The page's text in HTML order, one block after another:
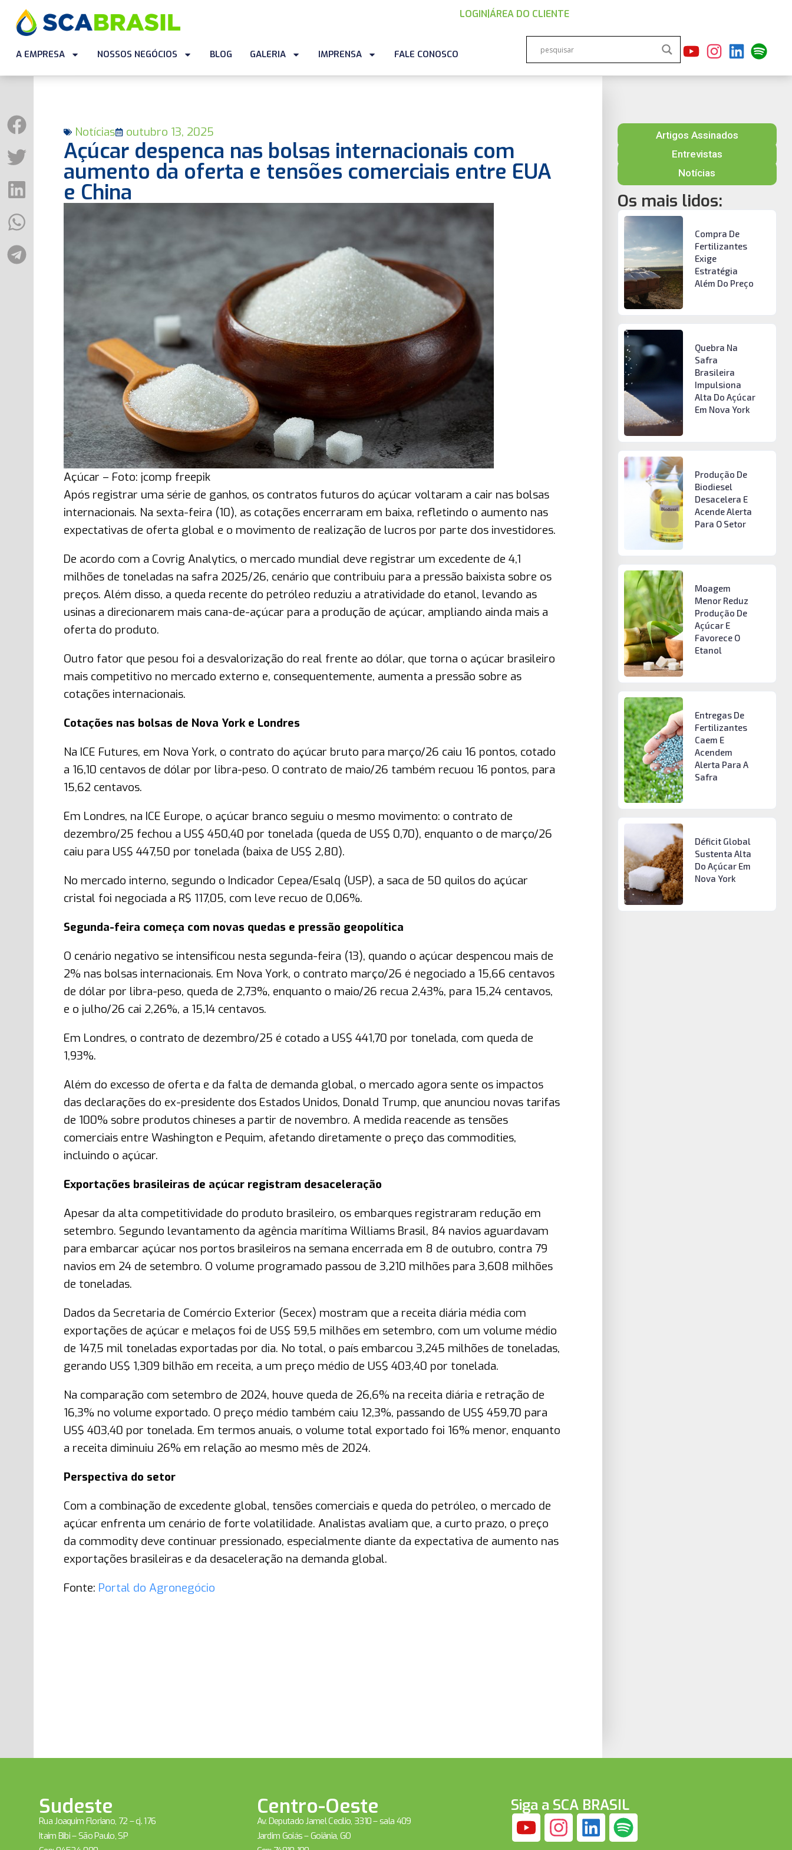
LOGIN |ÁREA DO CLIENTE
A EMPRESA NOSSOS NEGÓCIOS BLOG GALERIA IMPRENSA FALE CONOSCO
Notícias outubro 13, 2025
Açúcar despenca nas bolsas internacionais com
aumento da oferta e tensões comerciais entre EUA
e China
Açúcar – Foto: jcomp freepik
Após registrar uma série de ganhos, os contratos futuros do açúcar voltaram a cair nas bolsas
internacionais. Na sexta-feira (10), as cotações encerraram em baixa, refletindo o aumento nas
expectativas de oferta global e o movimento de realização de lucros por parte dos investidores.
De acordo com a Covrig Analytics, o mercado mundial deve registrar um excedente de 4,1
milhões de toneladas na safra 2025/26, cenário que contribuiu para a pressão baixista sobre os
preços. Além disso, a queda recente do petróleo reduziu a atratividade do etanol, levando as
usinas a direcionarem mais cana-de-açúcar para a produção de açúcar, ampliando ainda mais a
oferta do produto.
Outro fator que pesou foi a desvalorização do real frente ao dólar, que torna o açúcar brasileiro
mais competitivo no mercado externo e, consequentemente, aumenta a pressão sobre as
cotações internacionais.
Cotações nas bolsas de Nova York e Londres
Na ICE Futures, em Nova York, o contrato do açúcar bruto para março/26 caiu 16 pontos, cotado
a 16,10 centavos de dólar por libra-peso. O contrato de maio/26 também recuou 16 pontos, para
15,62 centavos.
Em Londres, na ICE Europe, o açúcar branco seguiu o mesmo movimento: o contrato de
dezembro/25 fechou a US$ 450,40 por tonelada (queda de US$ 0,70), enquanto o de março/26
caiu para US$ 447,50 por tonelada (baixa de US$ 2,80).
No mercado interno, segundo o Indicador Cepea/Esalq (USP), a saca de 50 quilos do açúcar
cristal foi negociada a R$ 117,05, com leve recuo de 0,06%.
Segunda-feira começa com novas quedas e pressão geopolítica
O cenário negativo se intensificou nesta segunda-feira (13), quando o açúcar despencou mais de
2% nas bolsas internacionais. Em Nova York, o contrato março/26 é negociado a 15,66 centavos
de dólar por libra-peso, queda de 2,73%, enquanto o maio/26 recua 2,43%, para 15,24 centavos,
e o julho/26 cai 2,26%, a 15,14 centavos.
Em Londres, o contrato de dezembro/25 é cotado a US$ 441,70 por tonelada, com queda de
1,93%.
Além do excesso de oferta e da falta de demanda global, o mercado agora sente os impactos
das declarações do ex-presidente dos Estados Unidos, Donald Trump, que anunciou novas tarifas
de 100% sobre produtos chineses a partir de novembro. A medida reacende as tensões
comerciais entre Washington e Pequim, afetando diretamente o preço das commodities,
incluindo o açúcar.
Exportações brasileiras de açúcar registram desaceleração
Apesar da alta competitividade do produto brasileiro, os embarques registraram redução em
setembro. Segundo levantamento da agência marítima Williams Brasil, 84 navios aguardavam
para embarcar açúcar nos portos brasileiros na semana encerrada em 8 de outubro, contra 79
navios em 24 de setembro. O volume programado passou de 3,210 milhões para 3,608 milhões
de toneladas.
Dados da Secretaria de Comércio Exterior (Secex) mostram que a receita diária média com
exportações de açúcar e melaços foi de US$ 59,5 milhões em setembro, com um volume médio
de 147,5 mil toneladas exportadas por dia. No total, o país embarcou 3,245 milhões de toneladas,
gerando US$ 1,309 bilhão em receita, a um preço médio de US$ 403,40 por tonelada.
Na comparação com setembro de 2024, houve queda de 26,6% na receita diária e retração de
16,3% no volume exportado. O preço médio também caiu 12,3%, passando de US$ 459,70 para
US$ 403,40 por tonelada. Em termos anuais, o volume total exportado foi 16% menor, enquanto
a receita diminuiu 26% em relação ao mesmo mês de 2024.
Perspectiva do setor
Com a combinação de excedente global, tensões comerciais e queda do petróleo, o mercado de
açúcar enfrenta um cenário de forte volatilidade. Analistas avaliam que, a curto prazo, o preço
da commodity deve continuar pressionado, especialmente diante da expectativa de aumento nas
exportações brasileiras e da desaceleração na demanda global.
Fonte: Portal do Agronegócio
Artigos Assinados
Entrevistas
Notícias
Os mais lidos:
Compra De
Fertilizantes
Exige
Estratégia
Além Do Preço
Quebra Na
Safra
Brasileira
Impulsiona
Alta Do Açúcar
Em Nova York
Produção De
Biodiesel
Desacelera E
Acende Alerta
Para O Setor
Moagem
Menor Reduz
Produção De
Açúcar E
Favorece O
Etanol
Entregas De
Fertilizantes
Caem E
Acendem
Alerta Para A
Safra
Déficit Global
Sustenta Alta
Do Açúcar Em
Nova York
Sudeste
Rua Joaquim Floriano, 72 – cj. 176
Itaim Bibi – São Paulo, SP
Centro-Oeste
Av. Deputado Jamel Cecílio, 3310 – sala 409
Jardim Goiás – Goiânia, GO
Siga a SCA BRASIL